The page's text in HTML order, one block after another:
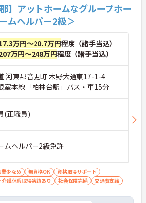
】アットホームなグループホー
ムヘルパー2級＞
17.3万円～20.7万円程度（諸手当込）
207万円～248万円程度（諸手当込）
河東郡音更町 木野大通東17-1-4
室本線「柏林台駅」バス・車15分
(正職員)
ムヘルパー2級免許
業少なめ 無資格OK
資格取得サポート
介護休暇取得実績あり 社会保険完備 交通費支給